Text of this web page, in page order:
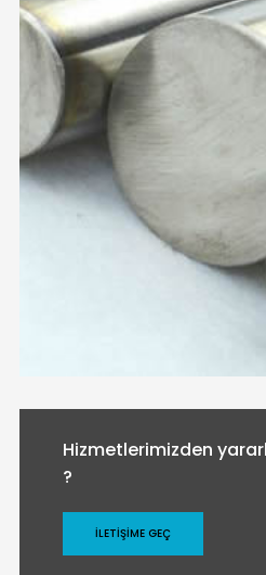
Hizmetlerimizden
?
İLETIŞIME GEÇ